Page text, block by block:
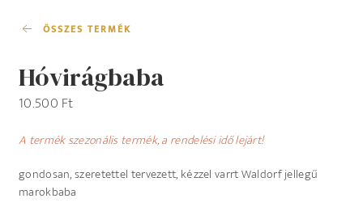
ÖSSZES TERMÉK
Hóvirágbaba
10.500 Ft
A termék szezonális termék, a rendelési idő lejárt!
gondosan, szeretettel tervezett, kézzel varrt Waldorf jellegű
marokbaba